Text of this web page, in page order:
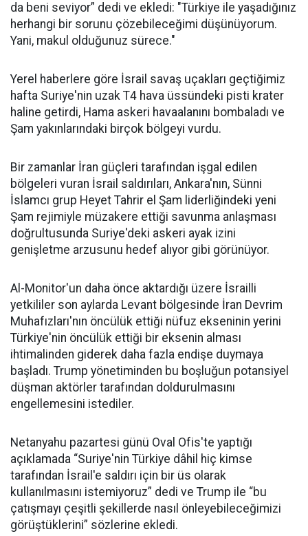
da beni seviyor” dedi ve ekledi: "Türkiye ile yaşadığınız
herhangi bir sorunu çözebileceğimi düşünüyorum.
Yani, makul olduğunuz sürece."
Yerel haberlere göre İsrail savaş uçakları geçtiğimiz
hafta Suriye'nin uzak T4 hava üssündeki pisti krater
haline getirdi, Hama askeri havaalanını bombaladı ve
Şam yakınlarındaki birçok bölgeyi vurdu.
Bir zamanlar İran güçleri tarafından işgal edilen
bölgeleri vuran İsrail saldırıları, Ankara'nın, Sünni
İslamcı grup Heyet Tahrir el Şam liderliğindeki yeni
Şam rejimiyle müzakere ettiği savunma anlaşması
doğrultusunda Suriye'deki askeri ayak izini
genişletme arzusunu hedef alıyor gibi görünüyor.
Al-Monitor'un daha önce aktardığı üzere İsrailli
yetkililer son aylarda Levant bölgesinde İran Devrim
Muhafızları'nın öncülük ettiği nüfuz ekseninin yerini
Türkiye'nin öncülük ettiği bir eksenin alması
ihtimalinden giderek daha fazla endişe duymaya
başladı. Trump yönetiminden bu boşluğun potansiyel
düşman aktörler tarafından doldurulmasını
engellemesini istediler.
Netanyahu pazartesi günü Oval Ofis'te yaptığı
açıklamada “Suriye'nin Türkiye dâhil hiç kimse
tarafından İsrail'e saldırı için bir üs olarak
kullanılmasını istemiyoruz” dedi ve Trump ile “bu
çatışmayı çeşitli şekillerde nasıl önleyebileceğimizi
görüştüklerini” sözlerine ekledi.